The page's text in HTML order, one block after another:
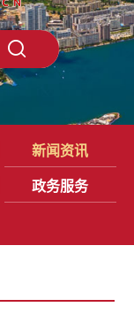
新闻资讯
政务服务